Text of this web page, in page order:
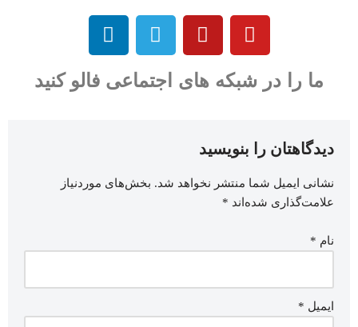
ما را در شبکه های اجتماعی فالو کنید
دیدگاهتان را بنویسید
نشانی ایمیل شما منتشر نخواهد شد. بخش‌های موردنیاز
علامت‌گذاری شده‌اند *
نام *
ایمیل *